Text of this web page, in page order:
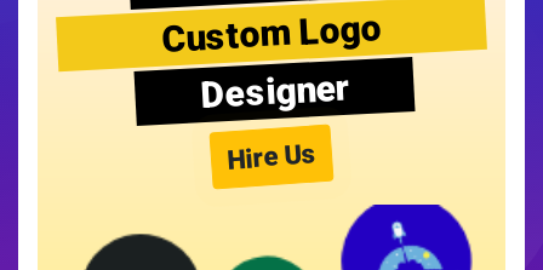
Custom Logo
Designer
Hire Us